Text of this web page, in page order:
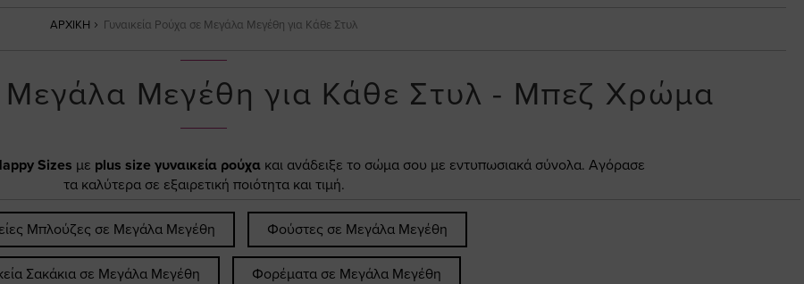
ΑΡΧΙΚΉ Γυναικεία Ρούχα σε Μεγάλα Μεγέθη για Κάθε Στυλ
Μεγάλα Μεγέθη για Κάθε Στυλ - Μπεζ Χρώμα
Sizes με plus size γυναικεία ρούχα και ανάδειξε το σώμα σου με εντυπωσιακά σύνολα. Αγόρασε
τα καλύτερα σε εξαιρετική ποιότητα και τιμή.
Μπλούζες σε Μεγάλα Μεγέθη Φούστες σε Μεγάλα Μεγέθη
Σακάκια σε Μεγάλα Μεγέθη Φορέματα σε Μεγάλα Μεγέθη